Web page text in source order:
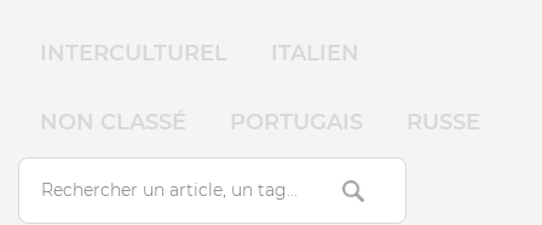
INTERCULTUREL ITALIEN
NON CLASSÉ PORTUGAIS RUSSE
Search